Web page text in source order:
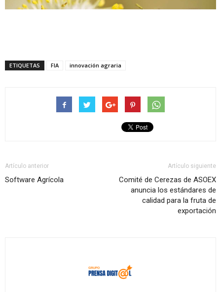
ETIQUETAS FIA innovación agraria
Artículo anterior
Software Agrícola
Artículo siguiente
Comité de Cerezas de ASOEX
anuncia los estándares de
calidad para la fruta de
exportación